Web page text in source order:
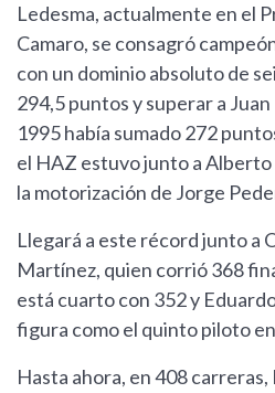
Ledesma, actualmente en el
Camaro, se consagró
con un dominio absoluto de
294,5 puntos y superar a
1995 había sumado 272
el HAZ estuvo junto a Alberto
la motorización de Jorge
Llegará a este récord junto a
Martínez, quien corrió 368
está cuarto con 352 y
figura como el quinto piloto
Hasta ahora, en 408 carreras,